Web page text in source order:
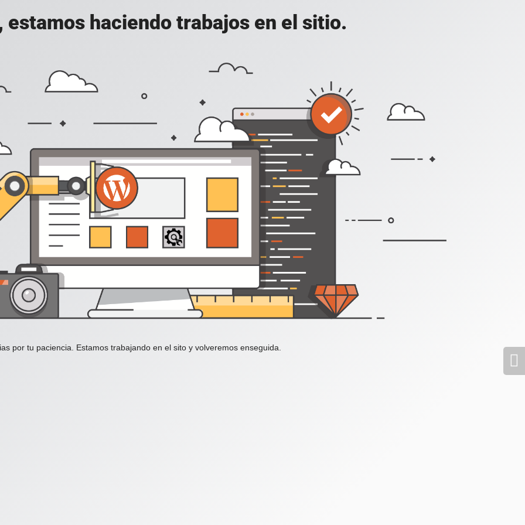
estamos haciendo trabajos en el sitio.
por tu paciencia. Estamos trabajando en el sito y volveremos enseguida.